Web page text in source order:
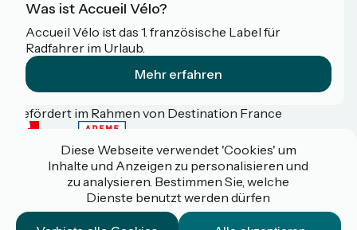
Was ist Accueil Vélo?
Accueil Vélo ist das 1. französische Label für
Radfahrer im Urlaub.
Mehr erfahren
Gefördert im Rahmen von Destination France
Espace pro / presse
Plan du site
Diese Webseite verwendet 'Cookies' um
Inhalte und Anzeigen zu personalisieren und
zu analysieren. Bestimmen Sie, welche
Dienste benutzt werden dürfen